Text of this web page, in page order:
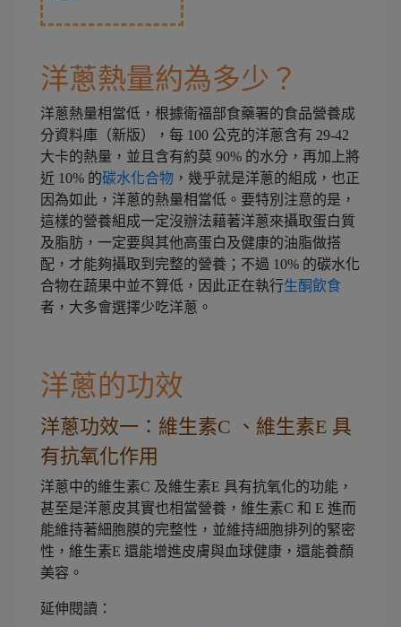
洋蔥熱量約為多少？
洋蔥熱量相當低，根據衛福部食藥署的食品營養成
分資料庫（新版），每 100 公克的洋蔥含有 29-42
大卡的熱量，並且含有約莫 90% 的水分，再加上將
近 10% 的碳水化合物 ，幾乎就是洋蔥的組成，也正
因為如此，洋蔥的熱量相當低。要特別注意的是，
這樣的營養組成一定沒辦法藉著洋蔥來攝取蛋白質
及脂肪，一定要與其他高蛋白及健康的油脂做搭
配，才能夠攝取到完整的營養；不過 10% 的碳水化
合物在蔬果中並不算低，因此正在執行生酮飲食
者，大多會選擇少吃洋蔥。
洋蔥的功效
洋蔥功效一：維生素C 、維生素E 具
有抗氧化作用
洋蔥中的維生素C 及維生素E 具有抗氧化的功能，
甚至是洋蔥皮其實也相當營養，維生素C 和 E 進而
能維持著細胞膜的完整性，並維持細胞排列的緊密
性，維生素E 還能增進皮膚與血球健康，還能養顏
美容。
延伸閱讀：